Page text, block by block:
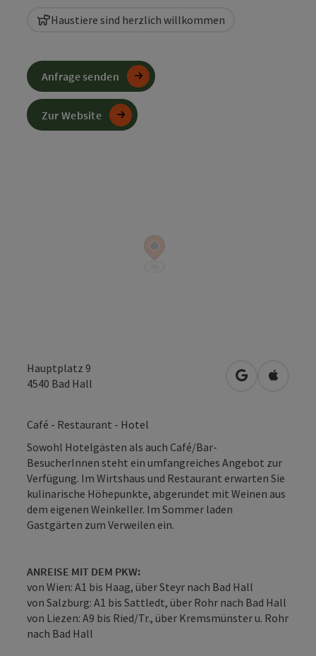
Haustiere sind herzlich willkommen
Hauptplatz 9
4540 Bad Hall in Google
in
Café - Restaurant - Hotel
Sowohl Hotelgästen als auch Café/Bar-
BesucherInnen steht ein umfangreiches Angebot zur
Verfügung. Im Wirtshaus und Restaurant erwarten Sie
kulinarische Höhepunkte, abgerundet mit Weinen aus
dem eigenen Weinkeller. Im Sommer laden
Gastgärten zum Verweilen ein.
ANREISE MIT DEM PKW:
von Wien: A1 bis Haag, über Steyr nach Bad Hall
von Salzburg: A1 bis Sattledt, über Rohr nach Bad Hall
von Liezen: A9 bis Ried/Tr., über Kremsmünster u. Rohr
nach Bad Hall
Anfrage senden
Zur Website